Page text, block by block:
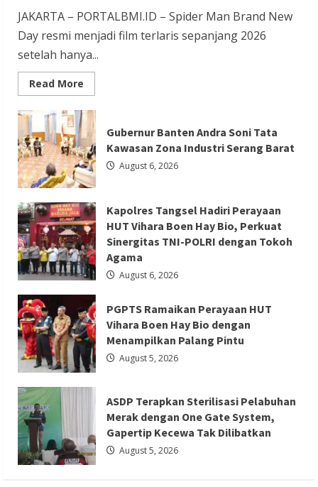
TNI-POLRI dengan Tokoh Agama
Redaksi 01 August 6, 2026
Berita Agama
Berita Sosial dan Budaya
Berita Trending
PGPTS Ramaikan Perayaan HUT Vihara
Boen Hay Bio dengan Menampilkan
Palang Pintu
Redaksi 01 August 5, 2026
Berita Ekonomi dan Bisnis
Berita Nasional
Berita Trending
ASDP Terapkan Sterilisasi Pelabuhan
Merak dengan One Gate System,
Gapertip Kecewa Tak Dilibatkan
Redaksi 01 August 5, 2026
JAKARTA – PORTALBMI.ID – Spider Man Brand New
Day resmi menjadi film terlaris sepanjang 2026
setelah hanya...
Read More
more
Film
Terlaris
2026
Spider
Man
Brand
New
Day
Raup
Rp
20,6
T
dalam
Sepekan
Gubernur Banten Andra Soni Tata
Kawasan Zona Industri Serang Barat
August 6, 2026
Kapolres Tangsel Hadiri Perayaan
HUT Vihara Boen Hay Bio, Perkuat
Sinergitas TNI-POLRI dengan Tokoh
Agama
August 6, 2026
PGPTS Ramaikan Perayaan HUT
Vihara Boen Hay Bio dengan
Menampilkan Palang Pintu
August 5, 2026
ASDP Terapkan Sterilisasi Pelabuhan
Merak dengan One Gate System,
Gapertip Kecewa Tak Dilibatkan
August 5, 2026